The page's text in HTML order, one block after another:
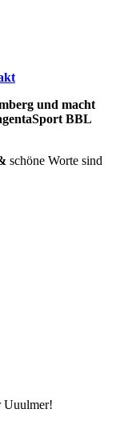
und macht
BBL
schöne Worte sind
Uuulmer!